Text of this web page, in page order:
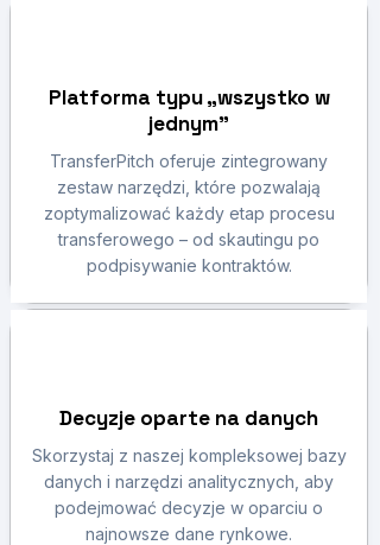
Platforma typu „wszystko w
jednym”
TransferPitch oferuje zintegrowany
zestaw narzędzi, które pozwalają
zoptymalizować każdy etap procesu
transferowego – od skautingu po
podpisywanie kontraktów.
Decyzje oparte na danych
Skorzystaj z naszej kompleksowej bazy
danych i narzędzi analitycznych, aby
podejmować decyzje w oparciu o
najnowsze dane rynkowe.